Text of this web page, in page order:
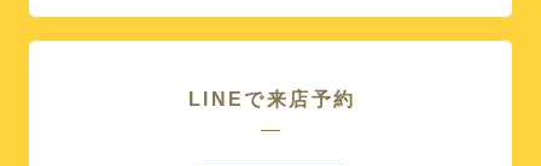
LINEで来店予約